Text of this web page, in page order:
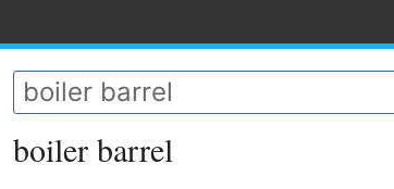
boiler barrel